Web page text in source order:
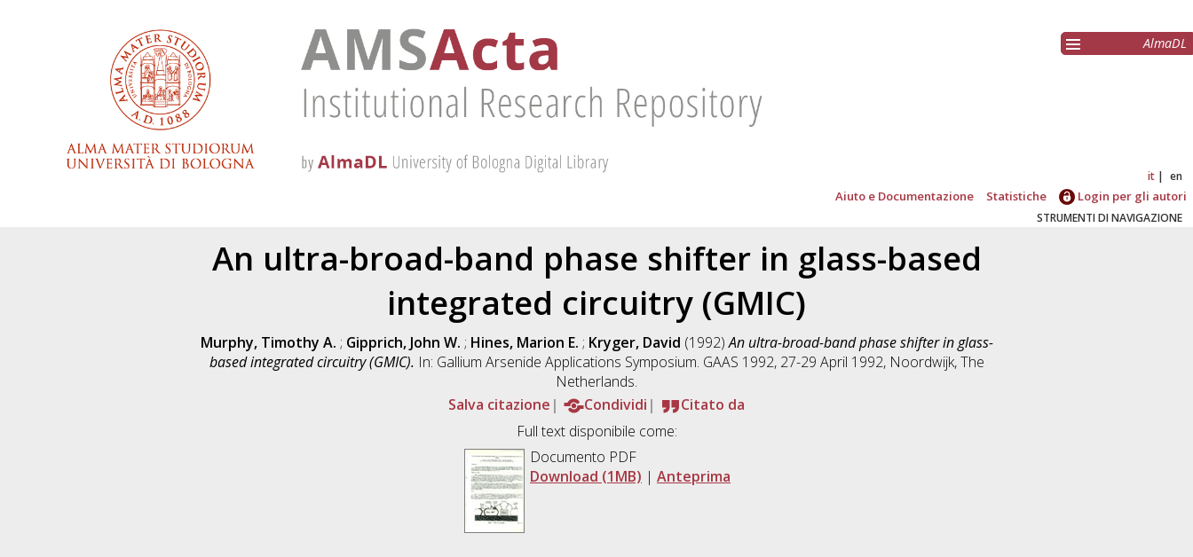
AlmaDL
it en
Aiuto e Documentazione Statistiche Login per gli autori
STRUMENTI DI NAVIGAZIONE
An ultra-broad-band phase shifter in glass-based
integrated circuitry (GMIC)
Murphy, Timothy A. ; Gipprich, John W. ; Hines, Marion E. ; Kryger, David (1992)An ultra-broad-band phase shifter in glass-
based integrated circuitry (GMIC). In: Gallium Arsenide Applications Symposium. GAAS 1992, 27-29 April 1992, Noordwijk, The
Netherlands.
Salva citazione
Condividi
Citato da
Full text disponibile come:
Documento PDF
Download (1MB) | Anteprima